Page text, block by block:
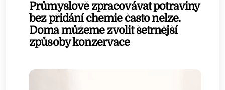
Průmyslově zpracovávat potraviny
bez přidání chemie často nelze.
Doma můžeme zvolit šetrnější
způsoby konzervace